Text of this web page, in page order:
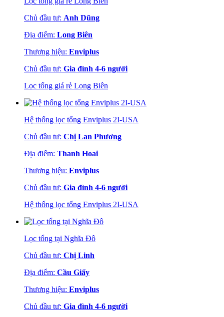
Chủ đầu tư: Anh Dũng
Địa điểm: Long Biên
Thương hiệu: Enviplus
Chủ đầu tư: Gia đình 4-6 người
Lọc tổng giá rẻ Long Biên
Hệ thống lọc tổng Enviplus 2I-USA
Chủ đầu tư: Chị Lan Phương
Địa điểm: Thanh Hoai
Thương hiệu: Enviplus
Chủ đầu tư: Gia đình 4-6 người
Hệ thống lọc tổng Enviplus 2I-USA
Lọc tổng tại Nghĩa Đô
Chủ đầu tư: Chị Linh
Địa điểm: Cầu Giấy
Thương hiệu: Enviplus
Chủ đầu tư: Gia đình 4-6 người